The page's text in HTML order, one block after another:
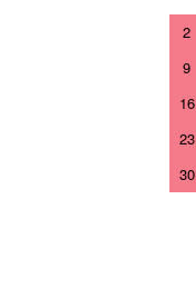
2
9
16
23
30